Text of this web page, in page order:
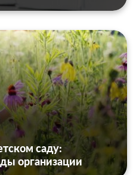
саду:
организации